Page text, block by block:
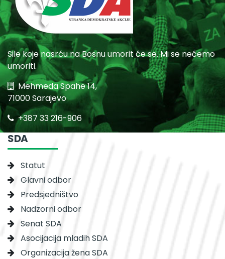
Sile koje nasrću na Bosnu umorit će se. Mi se nećemo
umoriti.
Mehmeda Spahe 14,
71000 Sarajevo
+387 33 216-906
SDA
Statut
Glavni odbor
Predsjedništvo
Nadzorni odbor
Senat SDA
Asocijacija mladih SDA
Organizacija žena SDA